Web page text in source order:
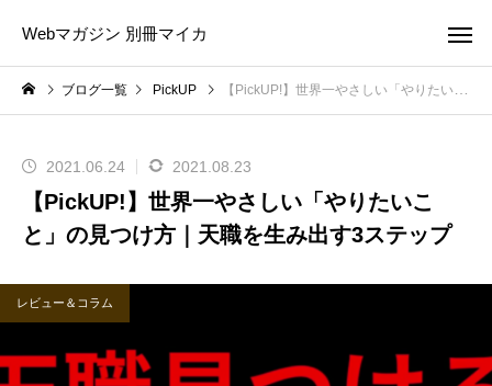
Webマガジン 別冊マイカ
ブログ一覧 PickUP 【PickUP!】世界一やさしい「やりたいこと」の見つけ方｜天職を生み出す3ステップ
2021.06.24 2021.08.23
【PickUP!】世界一やさしい「やりたいこ
と」の見つけ方｜天職を生み出す3ステップ
レビュー＆コラム